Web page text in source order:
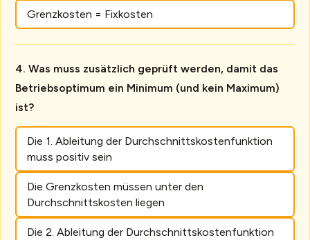
Grenzkosten = Fixkosten
Was muss zusätzlich geprüft werden, damit das
Betriebsoptimum ein Minimum (und kein Maximum)
ist?
Die 1. Ableitung der Durchschnittskostenfunktion
muss positiv sein
Die Grenzkosten müssen unter den
Durchschnittskosten liegen
Die 2. Ableitung der Durchschnittskostenfunktion